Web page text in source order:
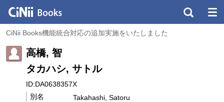
CiNii Books機能統合対応の追加実施をいたしました
高橋, 智
タカハシ, サトル
ID:DA0638357X
別名
Takahashi, Satoru